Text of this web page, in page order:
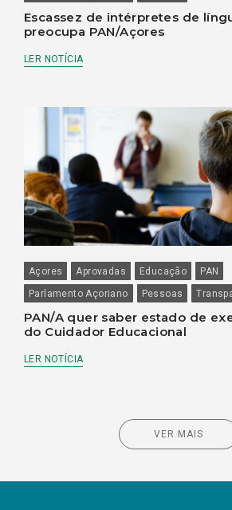
Escassez de intérpretes de
preocupa PAN/Açores
LER NOTÍCIA
Açores Aprovadas Educação
PAN
Parlamento Açoriano
Pessoas
PAN/A quer saber estado de
do Cuidador Educacional
LER NOTÍCIA
VER MAIS